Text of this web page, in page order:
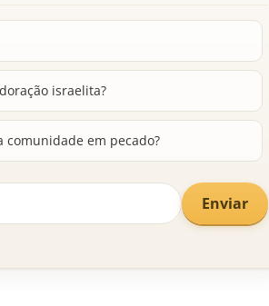
israelita?
comunidade em pecado?
Enviar